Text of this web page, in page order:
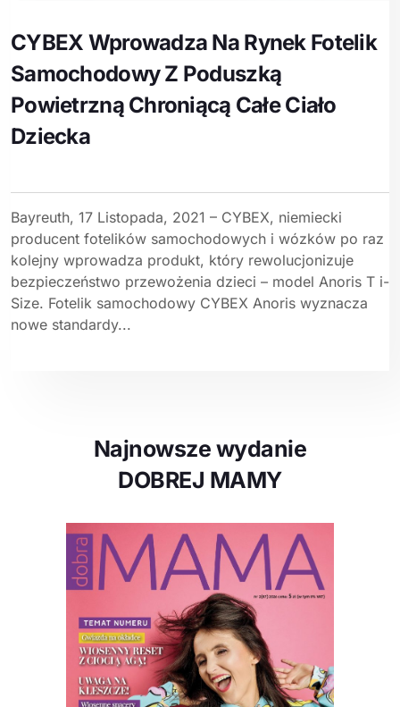
CYBEX Wprowadza Na Rynek Fotelik
Samochodowy Z Poduszką
Powietrzną Chroniącą Całe Ciało
Dziecka
Bayreuth, 17 Listopada, 2021 – CYBEX, niemiecki
producent fotelików samochodowych i wózków po raz
kolejny wprowadza produkt, który rewolucjonizuje
bezpieczeństwo przewożenia dzieci – model Anoris T i-
Size. Fotelik samochodowy CYBEX Anoris wyznacza
nowe standardy...
Najnowsze wydanie
DOBREJ MAMY